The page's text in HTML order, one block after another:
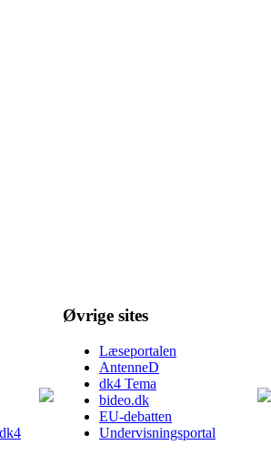
Øvrige sites
Læseportalen
AntenneD
dk4 Tema
bideo.dk
EU-debatten
Undervisningsportal